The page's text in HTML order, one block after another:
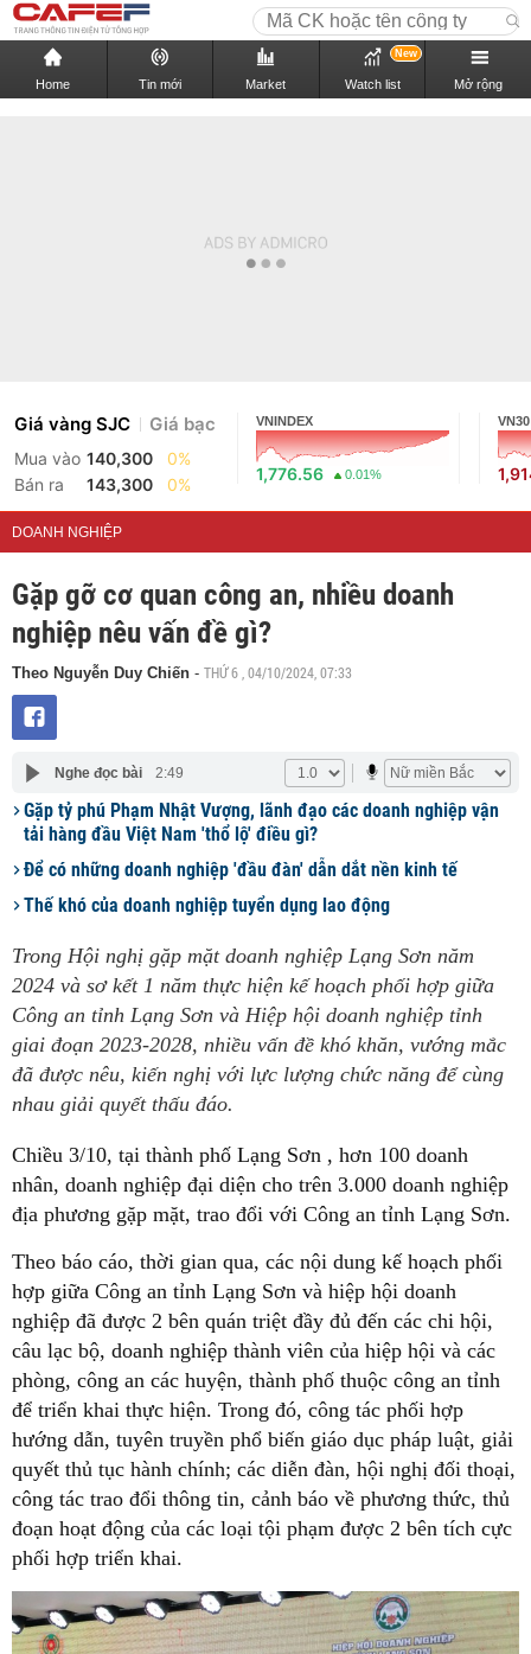
Home Tin mới Market Watch list
New
Mở rộng
Giá vàng SJC Giá bạc
Mua vào 140,300
0%
Bán ra
143,300 0%
VNINDEX
1,776.56 0.01%
VN30
DOANH NGHIỆP
Gặp gỡ cơ quan công an, nhiều doanh
nghiệp nêu vấn đề gì?
Theo Nguyễn Duy Chiến - THỨ 6 , 04/10/2024, 07:33
Nghe đọc bài 2:49
Gặp tỷ phú Phạm Nhật Vượng, lãnh đạo các doanh nghiệp vận
tải hàng đầu Việt Nam 'thổ lộ' điều gì?
Để có những doanh nghiệp 'đầu đàn' dẫn dắt nền kinh tế
Thế khó của doanh nghiệp tuyển dụng lao động
Trong Hội nghị gặp mặt doanh nghiệp Lạng Sơn năm
2024 và sơ kết 1 năm thực hiện kế hoạch phối hợp giữa
Công an tỉnh Lạng Sơn và Hiệp hội doanh nghiệp tỉnh
giai đoạn 2023-2028, nhiều vấn đề khó khăn, vướng mắc
đã được nêu, kiến nghị với lực lượng chức năng để cùng
nhau giải quyết thấu đáo.
Chiều 3/10, tại thành phố Lạng Sơn , hơn 100 doanh
nhân, doanh nghiệp đại diện cho trên 3.000 doanh nghiệp
địa phương gặp mặt, trao đổi với Công an tỉnh Lạng Sơn.
Theo báo cáo, thời gian qua, các nội dung kế hoạch phối
hợp giữa Công an tỉnh Lạng Sơn và hiệp hội doanh
nghiệp đã được 2 bên quán triệt đầy đủ đến các chi hội,
câu lạc bộ, doanh nghiệp thành viên của hiệp hội và các
phòng, công an các huyện, thành phố thuộc công an tỉnh
để triển khai thực hiện. Trong đó, công tác phối hợp
hướng dẫn, tuyên truyền phổ biến giáo dục pháp luật, giải
quyết thủ tục hành chính; các diễn đàn, hội nghị đối thoại,
công tác trao đổi thông tin, cảnh báo về phương thức, thủ
đoạn hoạt động của các loại tội phạm được 2 bên tích cực
phối hợp triển khai.